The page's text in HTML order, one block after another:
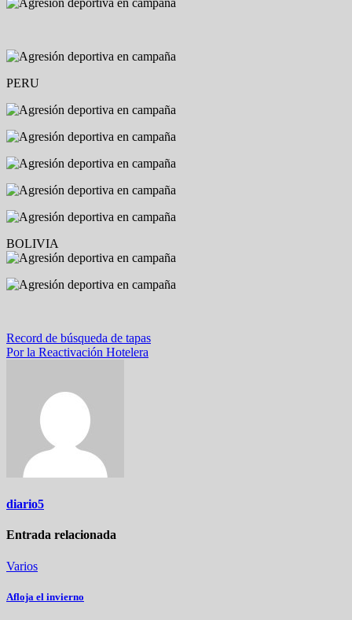
PERU
BOLIVIA
Navegación
de
Record de búsqueda de tapas
Por la Reactivación Hotelera
diario5
Entrada relacionada
Varios
Afloja el invierno